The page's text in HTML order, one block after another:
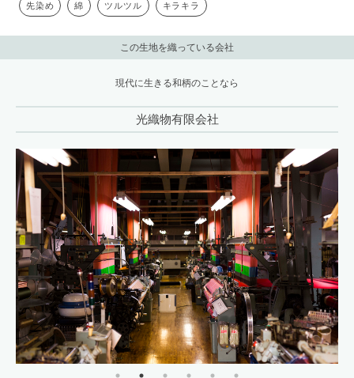
先染め 綿 ツルツル キラキラ
この生地を織っている会社
現代に生きる和柄のことなら
光織物有限会社